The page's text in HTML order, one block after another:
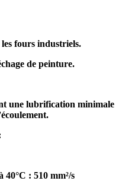
fours industriels.
de peinture.
une lubrification minimale
40°C : 510 mm²/s